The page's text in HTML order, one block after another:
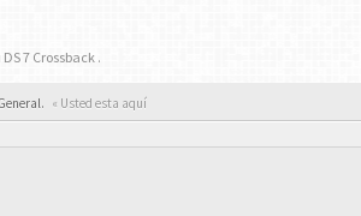
7 Crossback .
« Usted esta aquí